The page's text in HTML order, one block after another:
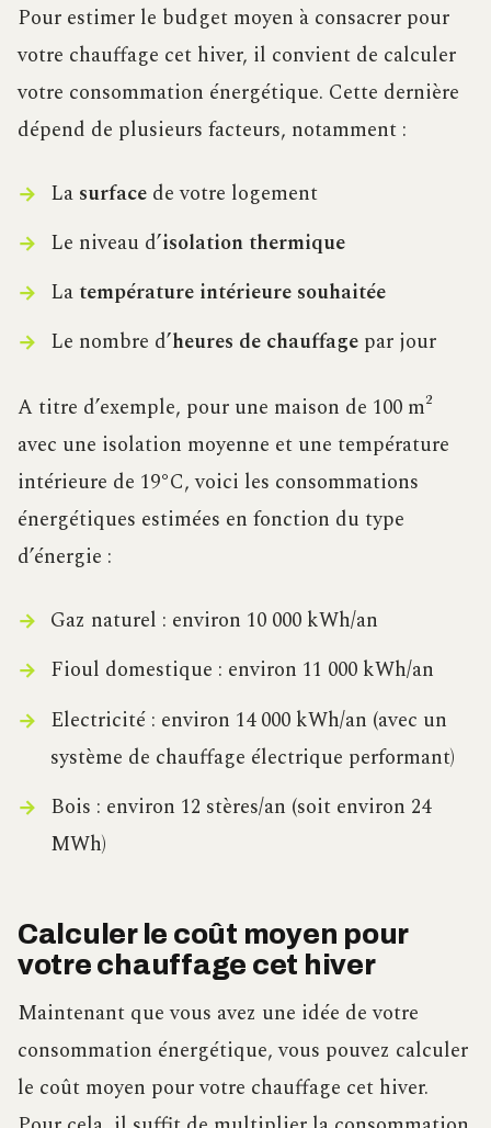
Pour estimer le budget moyen à consacrer pour
votre chauffage cet hiver, il convient de calculer
votre consommation énergétique. Cette dernière
dépend de plusieurs facteurs, notamment :
La surfacede votre logement
Le niveau d’isolation thermique
La température intérieure souhaitée
Le nombre d’heures de chauffagepar jour
A titre d’exemple, pour une maison de 100 m²
avec une isolation moyenne et une température
intérieure de 19°C, voici les consommations
énergétiques estimées en fonction du type
d’énergie :
Gaz naturel : environ 10 000 kWh/an
Fioul domestique : environ 11 000 kWh/an
Electricité : environ 14 000 kWh/an (avec un
système de chauffage électrique performant)
Bois : environ 12 stères/an (soit environ 24
MWh)
Calculer le coût moyen pour
votre chauffage cet hiver
Maintenant que vous avez une idée de votre
consommation énergétique, vous pouvez calculer
le coût moyen pour votre chauffage cet hiver.